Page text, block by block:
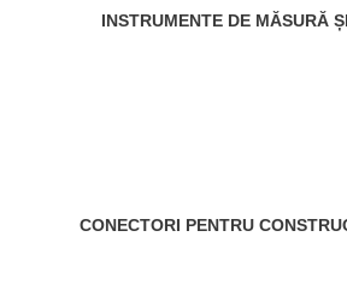
CONECTORI PENTRU
INSTRUMENTE DE MĂSURĂ